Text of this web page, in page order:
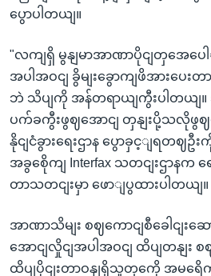
ပွောပါတယျ။
"လကျရှိ မွနျမာအာဏာပိုငျတှအေပ
အပါအဝငျ ခွိမျးခွောကျဖိအားပေ
ဘဲ သိပျကို အန်တရာယျကွီးပါတယျ။ ဒ
ပက်ခကွီးဖွဈအောငျ တှနျးပို့သလိုဖွဈ
နိုငျငံခွားရေးဌာန ပွောခှင့ျရတဈဦ
အခွစေိုကျ Interfax သတငျးဌာနက
တာသတငျးမှာ ဖောျပွထားပါတယျ။
အာဏာသိမျး စဈကောငျစီခေါငျးဆေ
အောငျလှိုငျအပါအဝငျ ထိပျတနျး
ထိပျပိုငျးတာဝနျရှိသူတှကေို အမရေိက